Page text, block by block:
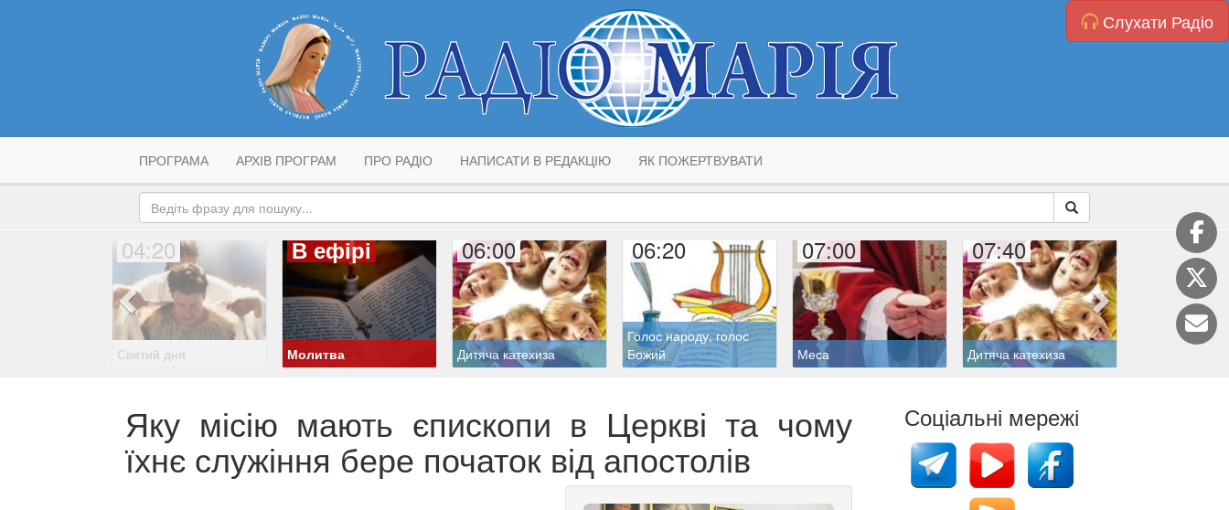
Слухати Радіо
ПРОГРАМА АРХІВ ПРОГРАМ ПРО РАДІО НАПИСАТИ В РЕДАКЦІЮ ЯК ПОЖЕРТВУВАТИ
04:20
Святий дня
В ефірі
Молитва
06:00
Дитяча катехиза
06:20
Голос народу, голос
Божий
07:00
Меса
07:40
Дитяча катехиза
08:00
Яку місію мають єпископи в Церкві та чому
їхнє служіння бере початок від апостолів
Соціальні мережі